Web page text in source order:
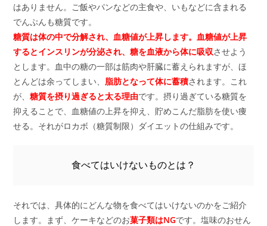
はありません。ご飯やパンなどの主食や、いもなどに含まれる
でんぷんも糖質です。
糖質は体の中で分解され、血糖値が上昇します。血糖値が上昇
するとインスリンが分泌され、糖を血液から体に吸収させよう
とします。血中の糖の一部は筋肉や肝臓に蓄えられますが、ほ
とんどは余ってしまい、 脂肪となって体に蓄積されます。これ
が、糖質を摂り過ぎると太る理由です。摂り過ぎている糖質を
抑えることで、血糖値の上昇を抑え、貯めこんだ脂肪を使い痩
せる。それがロカボ（糖質制限）ダイエットの仕組みです。
食べてはいけないものとは？
それでは、具体的にどんな物を食べてはいけないのかをご紹介
します。まず、ケーキなどのお菓子類はNGです。塩味のおせん